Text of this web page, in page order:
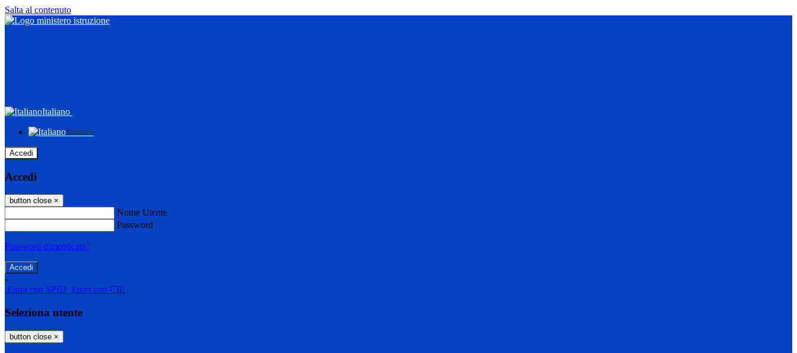
Salta al contenuto
Italiano
Italiano
Accedi
Accedi
button close ×
Nome Utente
Password
Password dimenticata?
-
Entra con SPID Entra con CIE
Seleziona utente
button close ×